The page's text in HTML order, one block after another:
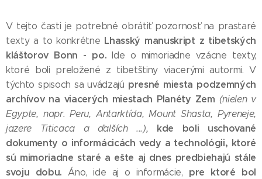
V tejto časti je potrebné obrátiť pozornosť na prastaré
texty a to konkrétne Lhasský manuskript z tibetských
kláštorov Bonn - po.Ide o mimoriadne vzácne texty,
ktoré boli preložené z tibetštiny viacerými autormi. V
týchto spisoch sa uvádzajú presné miesta podzemných
archívov na viacerých miestach Planéty Zem (nielen v
Egypte, napr. Peru, Antarktída, Mount Shasta, Pyreneje,
jazere Titicaca a ďalších ...),
kde boli uschované
dokumenty o informácicách vedy a technológii, ktoré
sú mimoriadne staré a ešte aj dnes predbiehajú stále
svoju dobu.Áno, ide aj o informácie, pre ktoré bol